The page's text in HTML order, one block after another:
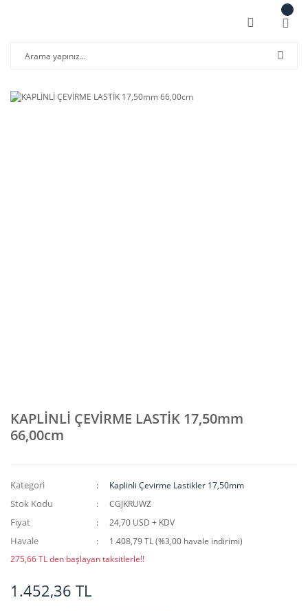
KAPLİNLİ ÇEVİRME LASTİK 17,50mm
66,00cm
Kategori Kaplinli Çevirme Lastikler 17,50mm
Stok Kodu CGJKRUWZ
Fiyat 24,70 USD + KDV
Havale
1.408,79 TL (%3,00 havale indirimi)
275,66 TL den başlayan taksitlerle!!
1.452,36 TL